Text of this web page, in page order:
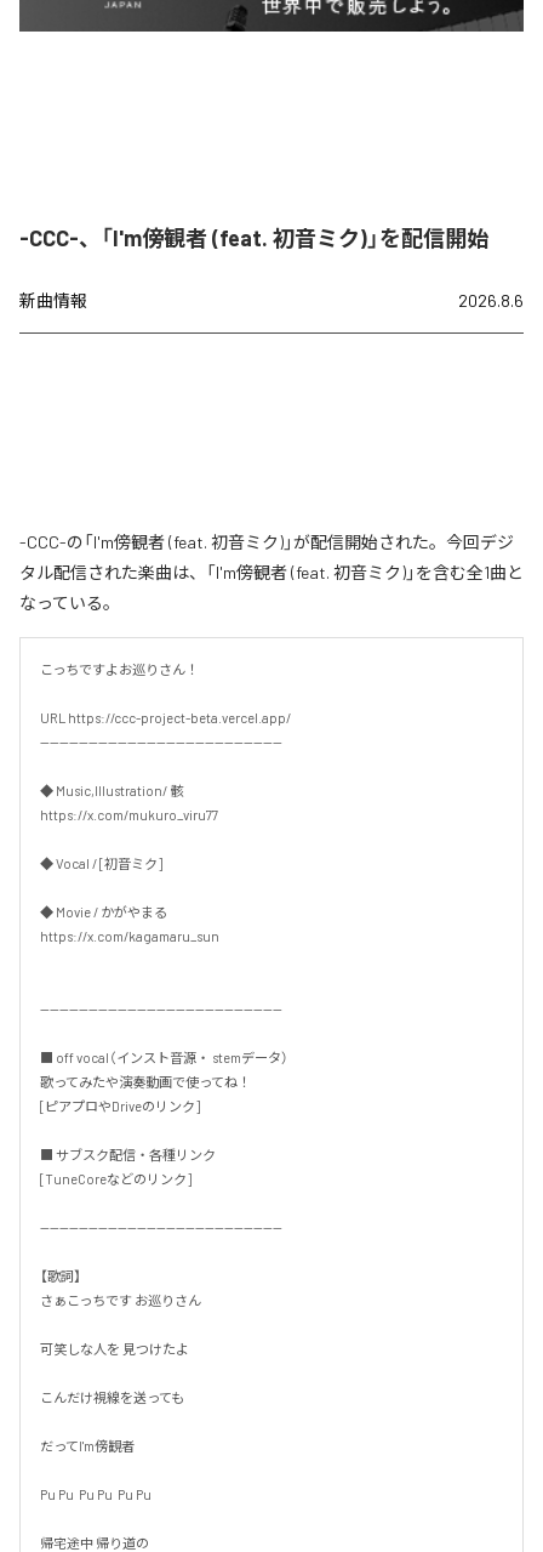
-CCC-、「I'm傍観者 (feat. 初音ミク)」を配信開始
新曲情報 2026.8.6
-CCC-の「I'm傍観者 (feat. 初音ミク)」が配信開始された。今回デジ
タル配信された楽曲は、「I'm傍観者 (feat. 初音ミク)」を含む全1曲と
なっている。
こっちですよお巡りさん！
URL https://ccc-project-beta.vercel.app/
--------------------------------------------------
◆ Music,Illustration/ 骸
https://x.com/mukuro_viru77
◆ Vocal / [初音ミク]
◆ Movie / かがやまる
https://x.com/kagamaru_sun
--------------------------------------------------
■ off vocal（インスト音源・ stemデータ）
歌ってみたや演奏動画で使ってね！
[ピアプロやDriveのリンク]
■ サブスク配信・各種リンク
[TuneCoreなどのリンク]
--------------------------------------------------
【歌詞】
さぁこっちです お巡りさん
可笑しな人を 見つけたよ
こんだけ視線を送っても
だってI'm傍観者
Pu Pu  Pu Pu  Pu Pu
帰宅途中 帰り道の